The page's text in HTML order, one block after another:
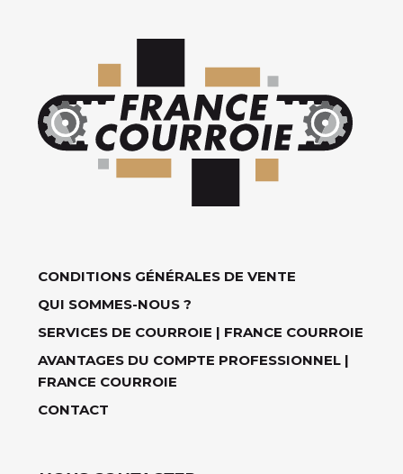
CONDITIONS GÉNÉRALES DE VENTE
QUI SOMMES-NOUS ?
SERVICES DE COURROIE | FRANCE COURROIE
AVANTAGES DU COMPTE PROFESSIONNEL |
FRANCE COURROIE
CONTACT